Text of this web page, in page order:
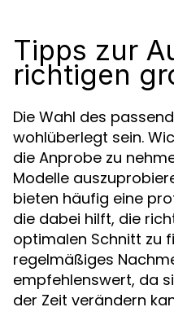
Tipps zur
richtigen
Die Wahl des
wohlüberlegt sein.
die Anprobe zu
Modelle
bieten häufig eine
die dabei hilft, die
optimalen Schnitt zu
regelmäßiges
empfehlenswert, da
der Zeit verändern